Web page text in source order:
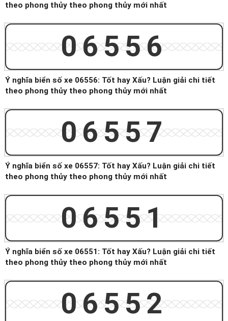
theo phong thủy theo phong thủy mới nhất
06556
Ý nghĩa biển số xe 06556: Tốt hay Xấu? Luận giải chi tiết
theo phong thủy theo phong thủy mới nhất
06557
Ý nghĩa biển số xe 06557: Tốt hay Xấu? Luận giải chi tiết
theo phong thủy theo phong thủy mới nhất
06551
Ý nghĩa biển số xe 06551: Tốt hay Xấu? Luận giải chi tiết
theo phong thủy theo phong thủy mới nhất
06552